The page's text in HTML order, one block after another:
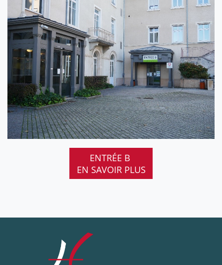
ENTRÉE B
EN SAVOIR PLUS